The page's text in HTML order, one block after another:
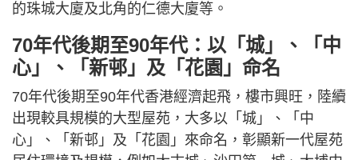
的珠城大廈及北角的仁德大廈等。
70年代後期至90年代：以「城」、「中
心」、「新邨」及「花園」命名
70年代後期至90年代香港經濟起飛，樓市興旺，陸續
出現較具規模的大型屋苑，大多以「城」、「中
心」、「新邨」及「花園」來命名，彰顯新一代屋苑